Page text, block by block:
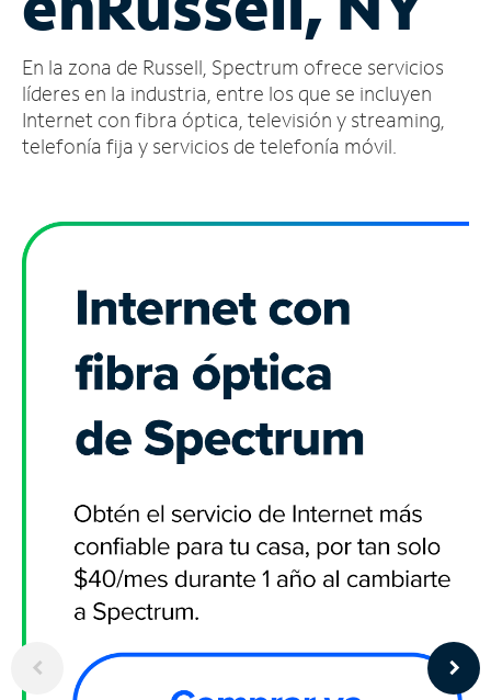
cuenta
Encuentra
una
tienda
En la zona de Russell, Spectrum ofrece servicios
líderes en la industria, entre los que se incluyen
Internet con fibra óptica, televisión y streaming,
telefonía fija y servicios de telefonía móvil.